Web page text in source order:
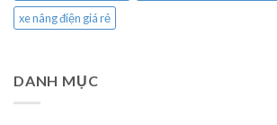
xe nâng điện giá rẻ
DANH MỤC